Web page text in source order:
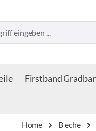
Firstband
Home Bleche